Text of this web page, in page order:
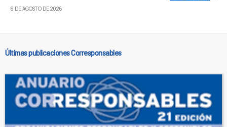
6 DE AGOSTO DE 2026
Últimas publicaciones Corresponsables